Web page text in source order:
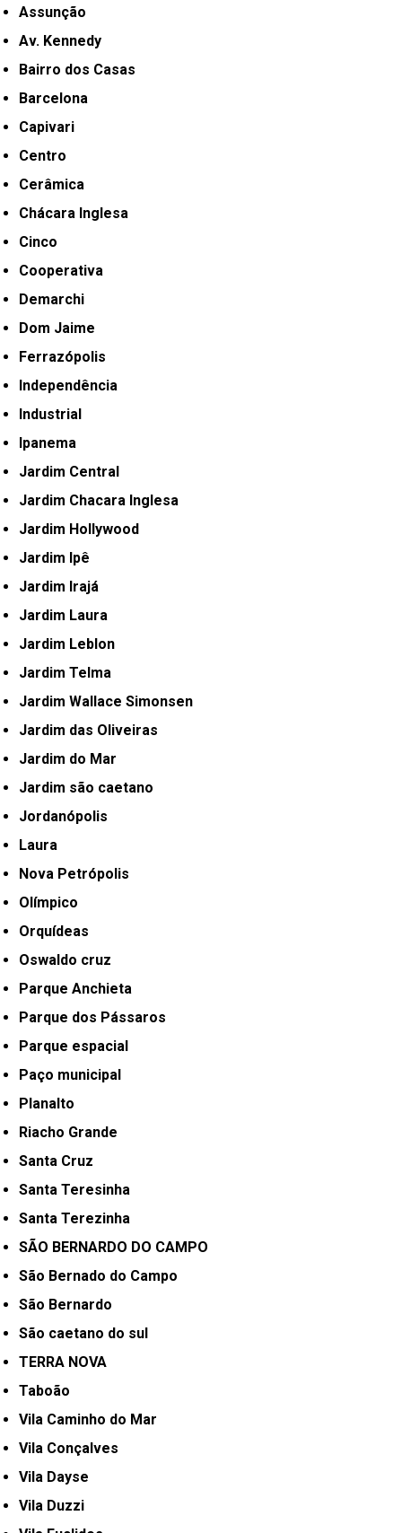
Assunção
Av. Kennedy
Bairro dos Casas
Barcelona
Capivari
Centro
Cerâmica
Chácara Inglesa
Cinco
Cooperativa
Demarchi
Dom Jaime
Ferrazópolis
Independência
Industrial
Ipanema
Jardim Central
Jardim Chacara Inglesa
Jardim Hollywood
Jardim Ipê
Jardim Irajá
Jardim Laura
Jardim Leblon
Jardim Telma
Jardim Wallace Simonsen
Jardim das Oliveiras
Jardim do Mar
Jardim são caetano
Jordanópolis
Laura
Nova Petrópolis
Olímpico
Orquídeas
Oswaldo cruz
Parque Anchieta
Parque dos Pássaros
Parque espacial
Paço municipal
Planalto
Riacho Grande
Santa Cruz
Santa Teresinha
Santa Terezinha
SÃO BERNARDO DO CAMPO
São Bernado do Campo
São Bernardo
São caetano do sul
TERRA NOVA
Taboão
Vila Caminho do Mar
Vila Conçalves
Vila Dayse
Vila Duzzi